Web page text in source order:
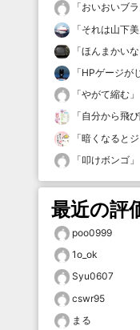
「おいおいブ
「それは山下美
「ほんまかい
「HPゲージが
「やがて縮む 」
「自分から飛
「暗くなると
「叩けボンゴ 」
最近の評
poo0999
1o_ok
Syu0607
cswr95
まる